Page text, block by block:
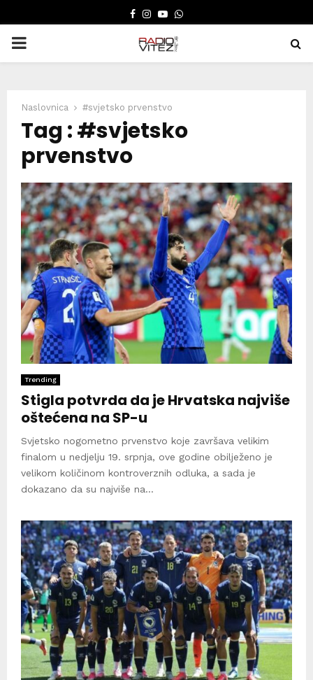
FACEBOOK
INSTAGRAM
YOUTUBE
WHATSAPP
PRIMARY
Naslovnica #svjetsko prvenstvo
Tag : #svjetsko
prvenstvo
Trending
Stigla potvrda da je Hrvatska najviše
oštećena na SP-u
Svjetsko nogometno prvenstvo koje završava velikim
finalom u nedjelju 19. srpnja, ove godine obilježeno je
velikom količinom kontroverznih odluka, a sada je
dokazano da su najviše na...